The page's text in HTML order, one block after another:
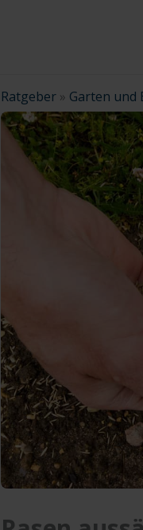
Ratgeber » Garten und